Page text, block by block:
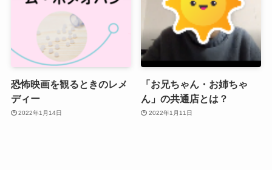
恐怖映画を観るときのレメ
ディー
2022年1月14日
「お兄ちゃん・お姉ちゃ
ん」の共通店とは？
2022年1月11日